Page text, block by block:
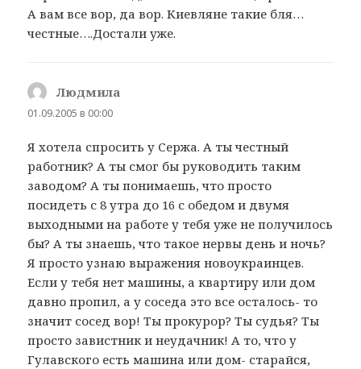
А вам все вор, да вор. Киевляне такие бля…
честные….Достали уже.
Людмила
01.09.2005 в 00:00
Я хотела спросить у Сержа. А ты честный
работник? А ты смог бы руководить таким
заводом? А ты понимаешь, что просто
посидеть с 8 утра до 16 с обедом и двумя
выходными на работе у тебя уже не получилось
бы? А ты знаешь, что такое нервы день и ночь?
Я просто узнаю выражения новоукраинцев.
Если у тебя нет машины, а квартиру или дом
давно пропил, а у соседа это все осталось- то
значит сосед вор! Ты прокурор? Ты судья? Ты
просто завистник и неудачник! А то, что у
Гулавского есть машина или дом- старайся,